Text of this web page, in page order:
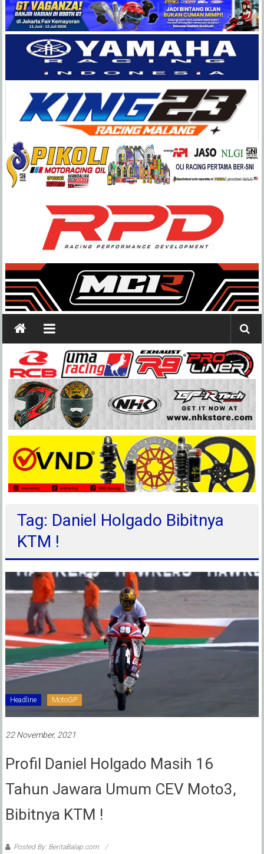
Balap
Paling
Lengkap
Tag: Daniel Holgado Bibitnya
KTM !
Headline MotoGP
22 November, 2021
Profil Daniel Holgado Masih 16
Tahun Jawara Umum CEV Moto3,
Bibitnya KTM !
Posted By: BeritaBalap.com